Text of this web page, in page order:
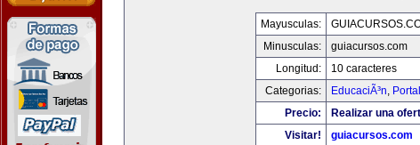
Mayusculas:
Minusculas:
guiacursos.com
Longitud:
10 caracteres
Categorias:
EducaciÃ³n,
Precio:
Realizar una
Visitar!
guiacursos.com